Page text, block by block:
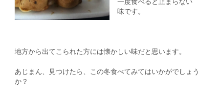
味です。
地方から出てこられた方には懐かしい味だと思います。
あじまん、見つけたら、この冬食べてみてはいかがでしょう
か？